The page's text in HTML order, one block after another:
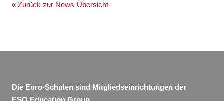
« Zurück zur News-Übersicht
Die Euro-Schulen sind Mitgliedseinrichtungen der
ESO Education Group